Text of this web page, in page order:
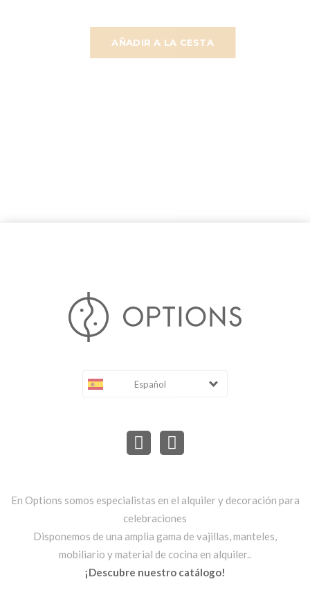
AÑADIR A LA CESTA
Español
En Options somos especialistas en el alquiler y decoración para
celebraciones
Disponemos de una amplia gama de vajillas, manteles,
mobiliario y material de cocina en alquiler..
¡Descubre nuestro catálogo!